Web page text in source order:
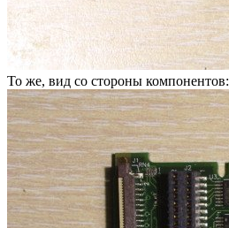
То же, вид со стороны компонентов: